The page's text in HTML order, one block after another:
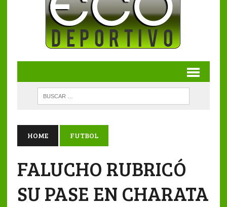
HOME FUTBOL
FALUCHO RUBRICÓ
SU PASE EN CHARATA